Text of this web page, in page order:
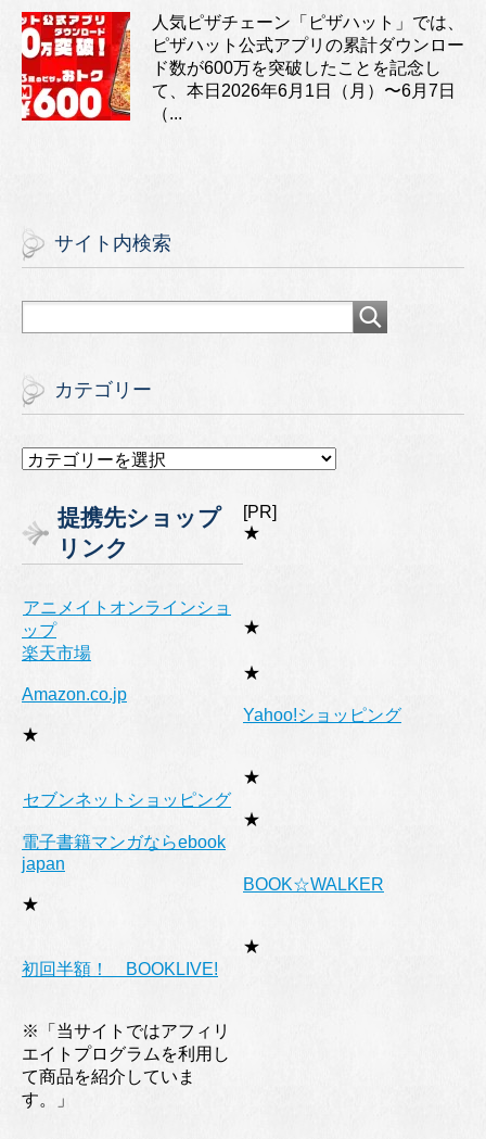
人気ピザチェーン「ピザハット」では、
ピザハット公式アプリの累計ダウンロー
ド数が600万を突破したことを記念し
て、本日2026年6月1日（月）〜6月7日
（...
サイト内検索
カテゴリー
カ
リ
ー
提携先ショップ
リンク
[PR]
★
アニメイトオンラインショ
ップ
★
楽天市場
★
Amazon.co.jp
★
Yahoo!ショッピング
★
セブンネットショッピング
★
電子書籍マンガならebook
japan
★
BOOK☆WALKER
★
初回半額！ BOOKLIVE!
※「当サイトではアフィリ
エイトプログラムを利用し
て商品を紹介していま
す。」